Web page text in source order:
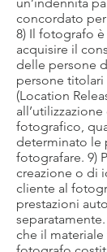
concordato
8) Il fotografo
acquisire il
delle persone
persone
(Location
fotografico,
determinato le
fotografare. 9)
creazione o di
cliente al
prestazioni
che il